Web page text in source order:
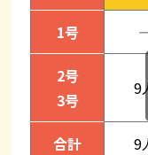
1号
2号
3号
9
合計 9